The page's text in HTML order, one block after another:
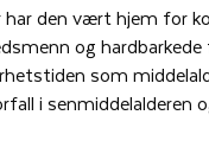
den vært hjem for
og
som
i senmiddelalderen